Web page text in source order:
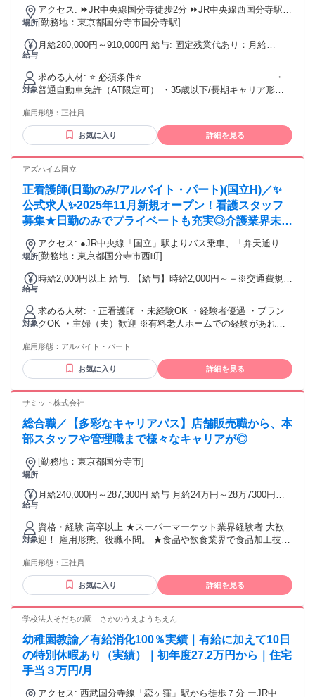
場所
アクセス: ⏩️JR中央線国分寺徒歩2分 ⏩️JR中央線西国分寺駅徒
歩22分 ⏩️西武国分寺線恋ヶ窪駅徒歩32分
[勤務地：東京都国分寺市国分寺駅]
給与
月給280,000円～910,000円 給与: 固定残業代あり：月給
￥70,000（41時間相当分）を含む。41時間を超える残業代は
追加で支給する。 月給28万円以上 + インセンティブ （固定
残業代¥70,000〜を含む） ※入社2年までは賞与保証あり └年
2回業績により支給 ＜年収例＞ 入社4年目（男／係長） ・年
・年間接客数：290 ・成約数：197 ・成約率：67.9％ 入社2年
目（女／主任） ・年収450万（月収：27万+インセンティブ年
2回+キャンペーン） ・年間接客数：132 ・成約数：70 ・成約
率：53％ ＜稼げる理由＞ ・都内の人気主要エリアだからこ
そ、多くのお客様がご来店 ・取扱物件数はエリア上位レベル
・法人対応、社宅の取り扱いも多数 ・知名度も高く、稼ぐ土
台が整っています ・成約数に応じて給与にしっかり反映され
ます！ ・その上、各種報奨金制度も充実！ ・店舗ごとのキャ
万円を超えるプレイヤーもおります！
対象
求める人材: ⭐️ 必須条件⭐️ ┈┈┈┈┈┈┈┈┈┈┈┈┈┈ ・
普通自動車免許（AT限定可） ・35歳以下/長期キャリア形成
┈┈┈┈┈┈┈┈┈┈┈┈┈┈ ・長く続けられる職場で正社
員として働きたい ・人気エリアで、成果につながりやすい営
業がしたい ・賃貸情報、不動産情報、間取りを見るのが好き
ト制の働き方から生活リズムを整えたい方 ・不動産営業とし
┈┈┈┈┈┈┈┈┈┈┈┈┈┈ ・アパレル販売 ・飲食店ホー
ル・店長 ・引越しスタッフ ・フリーター ・異業種の営業・
接客・受付 不動産仲介／宅建士／賃貸管理／不動産営業／ 不
動産事務・宅建事務といった経験ももちろん活かせます！ 20
代、30代のスタッフが多く活躍しています。
雇用形態： 正社員
お気に入り 詳細を見る
アズハイム国立
正看護師(日勤のみ/アルバイト・パート)(国立H)／✨
公式求人✨2025年11月新規オープン！看護スタッフ
募集★日勤のみでプライベートも充実◎介護業界未経
験の方も大歓迎！
場所
アクセス: ●JR中央線「国立」駅よりバス乗車、「弁天通り
北」バス停下車徒歩1分
[勤務地：東京都国分寺市西町]
給与
時給2,000円以上 給与: 【給与】時給2,000円～＋※交通費規定
健康保険、厚生年金保険、雇用保険、労災保険（法定通り）
・制服貸与 ・食事補助 ■手当 残業手当/資格手当/年末年始手
当 ■資格取得支援制度 資格取得更新手数料負担制度（規定あ
り）、介護支援専門員合格祝い金 ■祝金・謝礼等 スタッフ紹
入居者紹介制度 ■リフレッシュ サークル制度 ■健康 健康診断/
ストレスチェック制度/first call（チャット型医療相談）/悩み
事・健康相談窓口 ■社内イベント 全社決起総会/社内イベント
（ボウリング大会） ■研修 入社時研修/職種別・役職別研修/介
護福祉士受験対策講座/介護支援専門員受験対策講座"
対象
求める人材: ・正看護師 ・未経験OK ・経験者優遇 ・ブラン
クOK ・主婦（夫）歓迎 ※有料⽼⼈ホームでの経験があれば
雇用形態： アルバイト・パート
お気に入り 詳細を見る
サミット株式会社
総合職／【多彩なキャリアパス】店舗販売職から、本
部スタッフや管理職まで様々なキャリアが◎
場所
[勤務地：東京都国分寺市]
給与
月給240,000円～287,300円 給与 月給24万円～28万7300円＋
ーフ職相当以上のご経験をお持ちの方については、個別に相
談いたします。 ＜諸手当＞ ■交通費全額支給 ■時間外手当 ■
扶養手当 （※支給条件あり） 【モデル月給例】 26万5,000円
＋諸手当（22歳） 27万9,300円＋諸手当（25歳） 28万7,300円
給26万5,000円×12カ月＋諸手当＋賞与） ※賞与額は入社月に
よって変動
対象
資格・経験 高卒以上 ★スーパーマーケット業界経験者 大歓
迎！ 雇用形態、役職不問。 ★食品や飲食業界で食品加工技術
かせます。 ★同業での管理職経験（店長など）のある方につ
きましては、 個別に待遇等の相談をさせていただきます。 ★
もちろん未経験の方も歓迎！ 充実した研修制度があるため、
雇用形態： 正社員
お気に入り 詳細を見る
学校法人そだちの園 さかのうえようちえん
幼稚園教諭／有給消化100％実績｜有給に加えて10日
の特別休暇あり（実績）｜初年度27.2万円から｜住宅
手当３万円/月
アクセス: 西武国分寺線「恋ヶ窪」駅から徒歩７分 ーJR中央